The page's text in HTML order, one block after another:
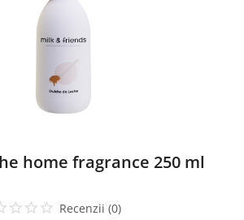
home fragrance 250 ml
Recenzii (0)